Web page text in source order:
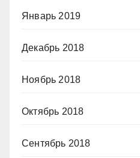
Январь 2019
Декабрь 2018
Ноябрь 2018
Октябрь 2018
Сентябрь 2018